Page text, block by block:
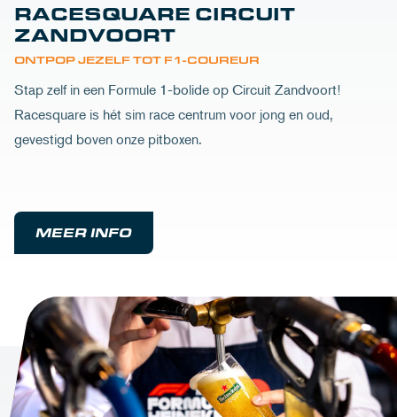
RACESQUARE CIRCUIT
ZANDVOORT
ONTPOP JEZELF TOT F1-COUREUR
Stap zelf in een Formule 1-bolide op Circuit Zandvoort!
Racesquare is hét sim race centrum voor jong en oud,
gevestigd boven onze pitboxen.
MEER INFO